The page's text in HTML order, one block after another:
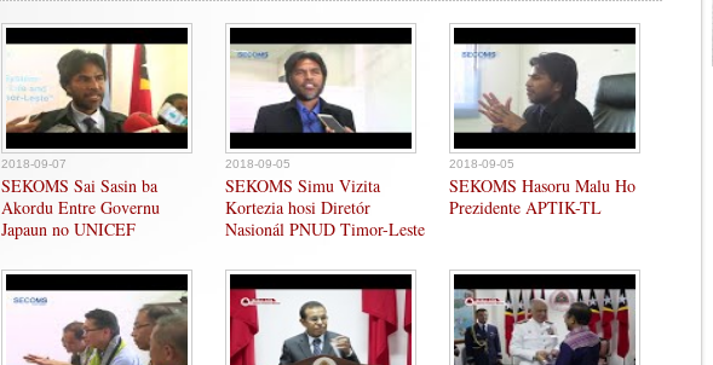
2018-09-07
SEKOMS Sai Sasin ba
Akordu Entre Governu
Japaun no UNICEF
2018-09-05
SEKOMS Simu Vizita
Kortezia hosi Diretór
Nasionál PNUD Timor-Leste
2018-09-05
SEKOMS Hasoru Malu Ho
Prezidente APTIK-TL